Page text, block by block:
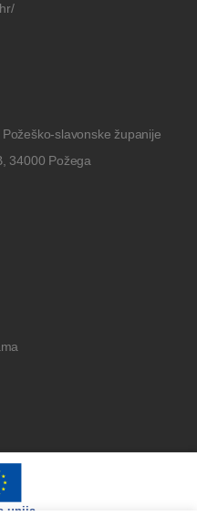
slavonske županije
34000 Požega
unija